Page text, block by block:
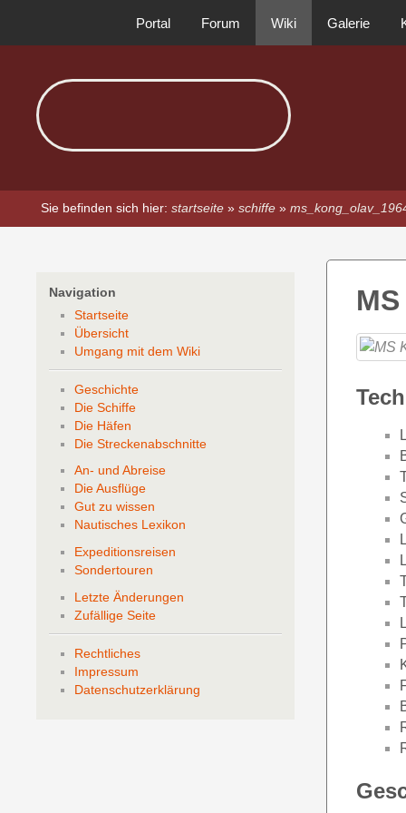
Sie befinden sich hier:startseite »schiffe »
Navigation
Startseite
Übersicht
Umgang mit dem Wiki
Geschichte
Die Schiffe
Die Häfen
Die Streckenabschnitte
An- und Abreise
Die Ausflüge
Gut zu wissen
Nautisches Lexikon
Expeditionsreisen
Sondertouren
Letzte Änderungen
Zufällige Seite
Rechtliches
Impressum
Datenschutzerklärung
Portal Forum Wiki Galerie